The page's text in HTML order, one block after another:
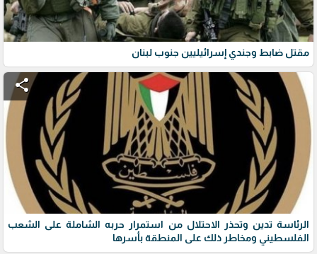
مقتل ضابط وجندي إسرائيليين جنوب لبنان
share
الرئاسة تدين وتحذر الاحتلال من استمرار حربه الشاملة على الشعب
الفلسطيني ومخاطر ذلك على المنطقة بأسرها